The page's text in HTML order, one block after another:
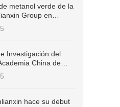
metanol verde de la
Group en
con éxito la
de
Investigación del
China de
Tropicales firmó
el Grupo Xinlianxin
para el
hace su debut